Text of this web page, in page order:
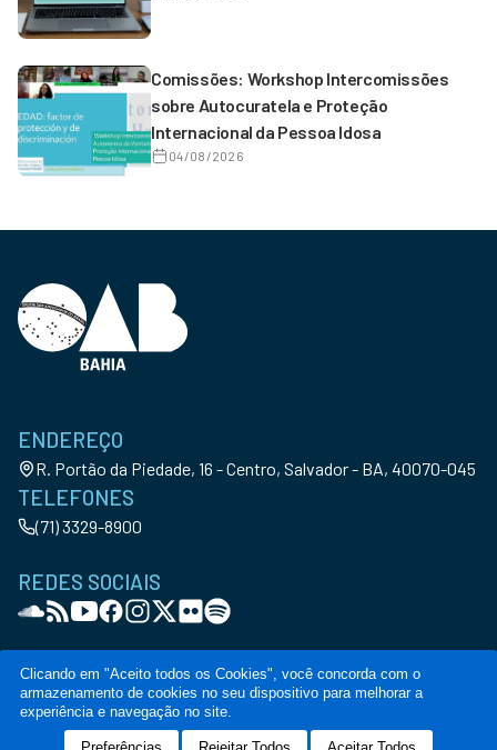
Comissões: Workshop Intercomissões
sobre Autocuratela e Proteção
Internacional da Pessoa Idosa
04/08/2026
ENDEREÇO
R. Portão da Piedade, 16 - Centro, Salvador - BA, 40070-045
TELEFONES
(71) 3329-8900
REDES SOCIAIS
© Copyright OAB-BA. All Rights Reserved
Canal de denúncia
Clicando em "Aceito todos os Cookies", você concorda com o
armazenamento de cookies no seu dispositivo para melhorar a
experiência e navegação no site.